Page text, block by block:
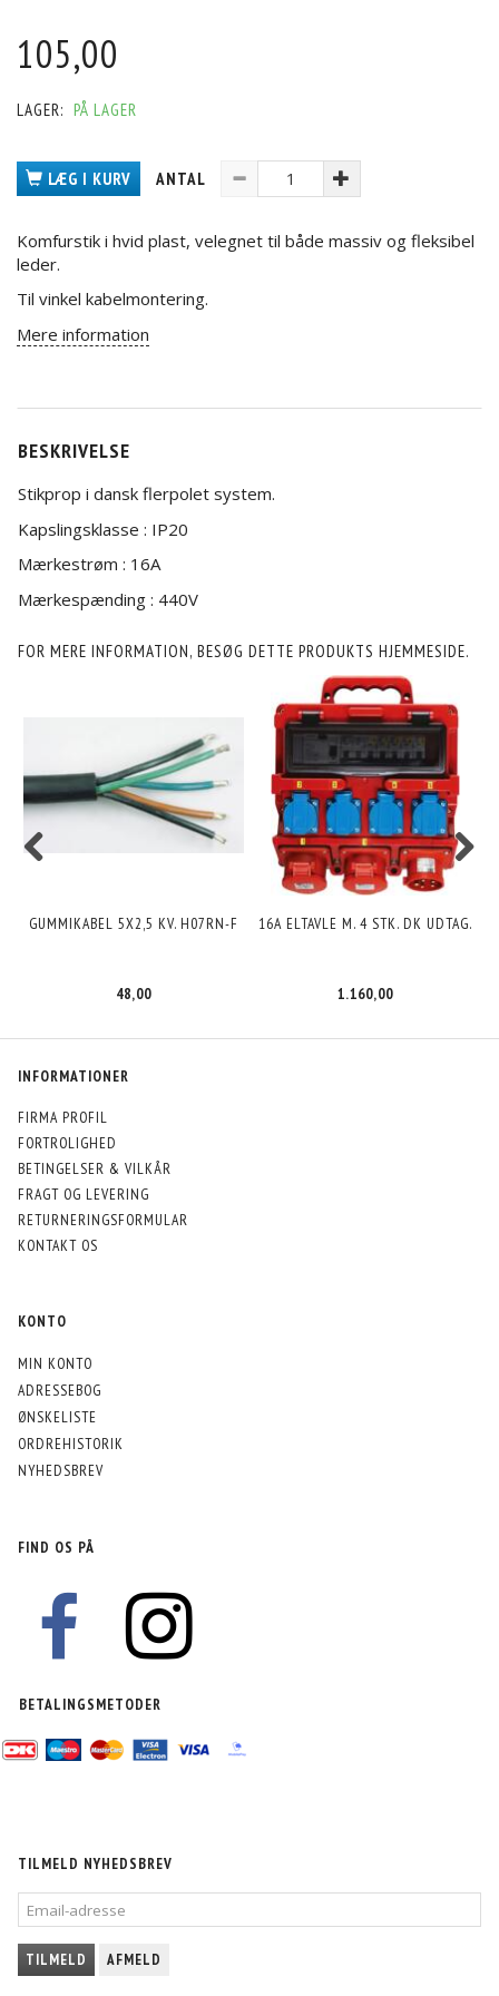
105,00
LAGER: PÅ LAGER
LÆG I KURV ANTAL
Komfurstik i hvid plast, velegnet til både massiv og fleksibel
leder.
Til vinkel kabelmontering.
Mere information
BESKRIVELSE
Stikprop i dansk flerpolet system.
Kapslingsklasse : IP20
Mærkestrøm : 16A
Mærkespænding : 440V
FOR MERE INFORMATION, BESØG DETTE PRODUKTS HJEMMESIDE.
GUMMIKABEL 5X2,5 KV. H07RN-F
48,00
16A ELTAVLE M. 4 STK. DK UDTAG.
1.160,00
INFORMATIONER
FIRMA PROFIL
FORTROLIGHED
BETINGELSER & VILKÅR
FRAGT OG LEVERING
RETURNERINGSFORMULAR
KONTAKT OS
KONTO
MIN KONTO
ADRESSEBOG
ØNSKELISTE
ORDREHISTORIK
NYHEDSBREV
FIND OS PÅ
BETALINGSMETODER
TILMELD NYHEDSBREV
EMAIL-
ADRESSE
TILMELD AFMELD